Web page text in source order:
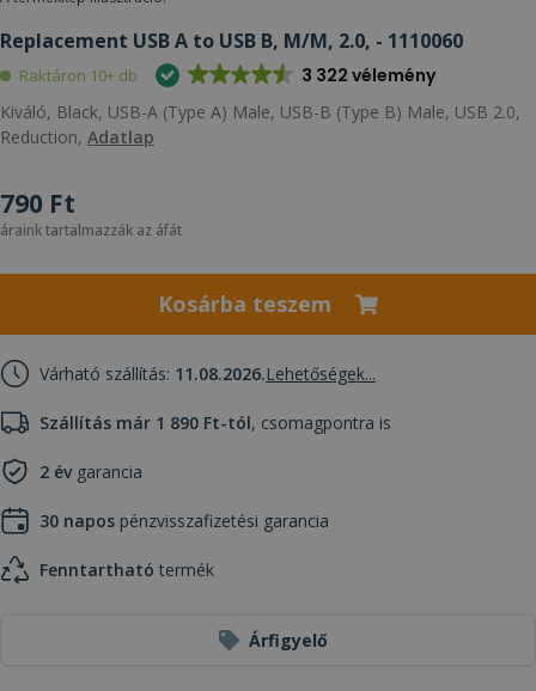
Replacement USB A to USB B, M/M, 2.0, - 1110060
Raktáron 10+ db 3 322 vélemény
Kiváló, Black, USB-A (Type A) Male, USB-B (Type B) Male, USB 2.0,
Reduction, Adatlap
790 Ft
áraink tartalmazzák az áfát
Kosárba teszem
Várható szállítás: 11.08.2026.Lehetőségek...
Szállítás már 1 890 Ft-tól, csomagpontra is
2 évgarancia
30 napos pénzvisszafizetési garancia
Fenntartható termék
Árfigyelő